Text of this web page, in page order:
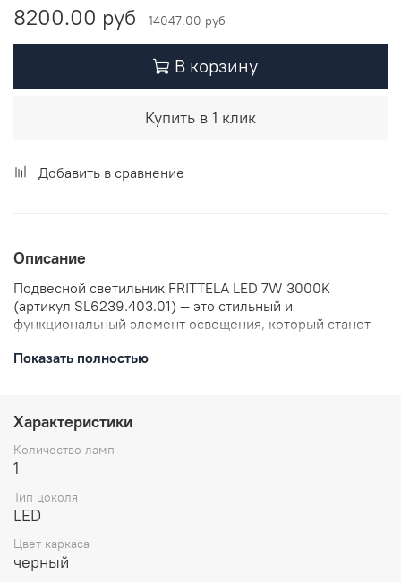
8200.00 руб
14047.00 руб
В корзину
Купить в 1 клик
Добавить в сравнение
Описание
Подвесной светильник FRITTELA LED 7W 3000K
(артикул SL6239.403.01) — это стильный и
функциональный элемент освещения, который станет
Благодаря компактным размерам и современному
и экономичное освещение, а тёплый белый свет с
цветовой температурой 3000K создаёт уютную и
расслабляющую атмосферу.
Показать полностью
Характеристики
Количество ламп
1
Тип цоколя
LED
Цвет каркаса
черный